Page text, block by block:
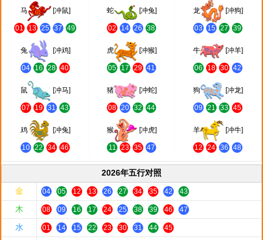
马 [冲鼠]
01 13 25 37 49
蛇 [冲兔]
02 14 26 38
龙 [冲狗]
03 15 27 39
兔 [冲鸡]
04 16 28 40
虎 [冲猴]
05 17 29 41
牛 [冲羊]
06 18 30 42
鼠 [冲马]
07 19 31 43
猪 [冲蛇]
08 20 32 44
狗 [冲龙]
09 21 33 45
鸡 [冲兔]
10 22 34 46
猴 [冲虎]
11 23 35 47
羊 [冲牛]
12 24 36 48
2026年五行对照
金
04 05 12 13 26 27 34 35 42 43
木 08 09 16 17 24 25 38 39 46 47
水 01 14 15 22 23 30 31 44 45